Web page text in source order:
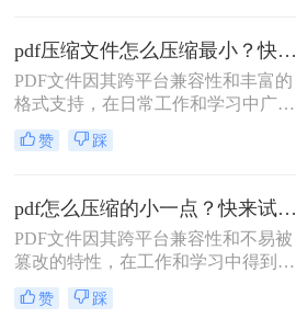
上传、发送或存储。那么pdf怎么压缩
到500k以下呢？本文将介绍两种将
PDF文件压缩到500K以下的方法。
pdf压缩文件怎么压缩最小？快来试着使用这三种压缩方法！
PDF文件因其跨平台兼容性和丰富的
格式支持，在日常工作和学习中广泛
应用。然而，有时我们需要将PDF文
件压缩到最小，以便更高效地存储和
呢？本文将介绍三种实用的PDF压缩
方法。
赞 踩
pdf怎么压缩的小一点？快来试试这4种压缩方法！
PDF文件因其跨平台兼容性和不易被
篡改的特性，在工作和学习中得到了
广泛应用。然而，PDF文件有时体积
过大，不便于存储和传输。那么pdf怎
赞 踩